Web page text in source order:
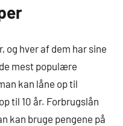
og hver af dem har sine
mest populære
kan låne op til
til 10 år. Forbrugslån
kan bruge pengene på